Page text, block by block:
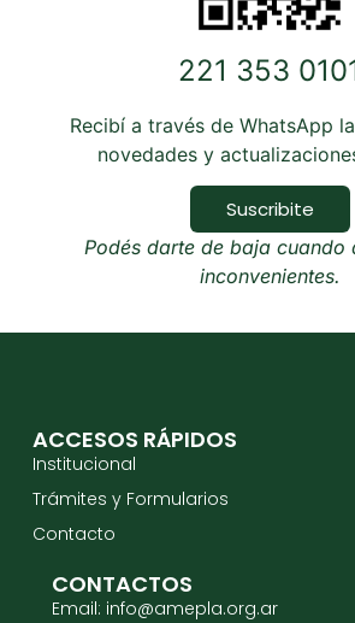
221 353
Recibí a través de WhatsApp
novedades y
Suscribite
Podés darte de baja cuando
inconvenientes.
ACCESOS RÁPIDOS
Institucional
Trámites y Formularios
Contacto
CONTACTOS
Email: info@amepla.org.ar